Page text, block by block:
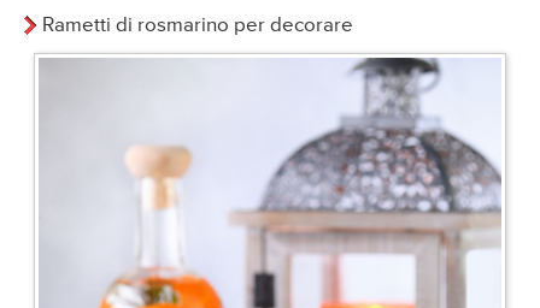
Rametti di rosmarino per decorare